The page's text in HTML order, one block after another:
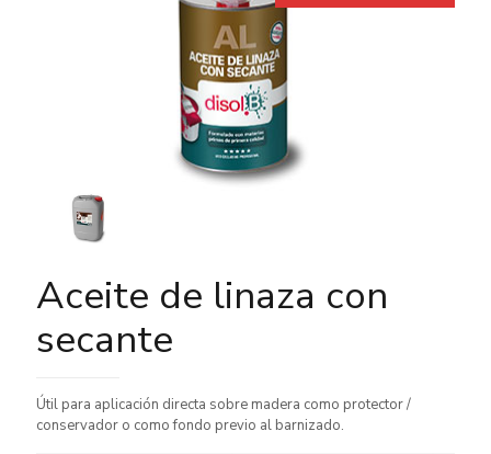
Aceite de linaza con
secante
Útil para aplicación directa sobre madera como protector /
conservador o como fondo previo al barnizado.